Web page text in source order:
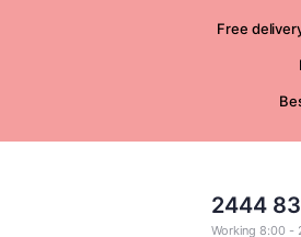
Free
Working 8:00 -